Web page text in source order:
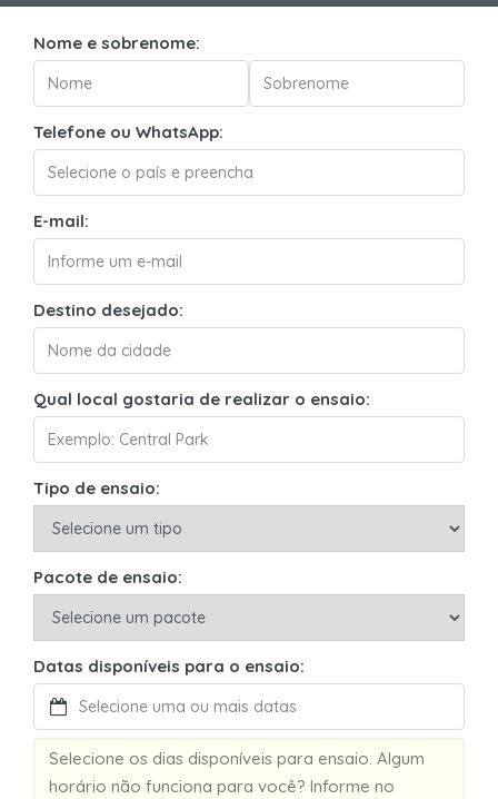
Nome e sobrenome:
Telefone ou WhatsApp:
E-mail:
Destino desejado:
Qual local gostaria de realizar o ensaio:
Tipo de ensaio:
Pacote de ensaio:
Datas disponíveis para o ensaio:
Selecione os dias disponíveis para ensaio. Algum
horário não funciona para você? Informe no